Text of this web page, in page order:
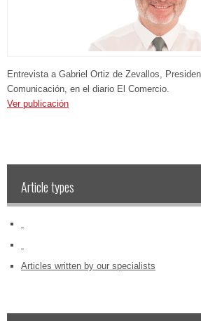
Entrevista a Gabriel Ortiz de Zevallos,
Comunicación, en el diario El Comercio.
Ver publicación
Article types
Articles written by our specialists